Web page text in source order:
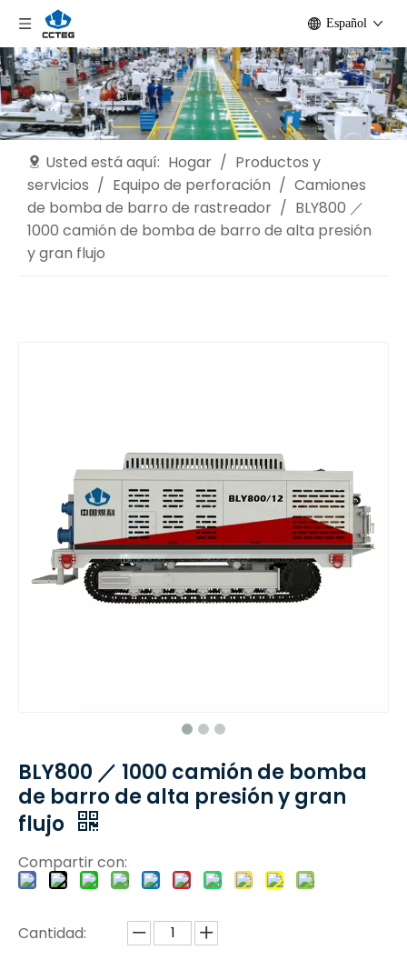
Español
Usted está aquí: Hogar / Productos y
servicios / Equipo de perforación / Camiones
de bomba de barro de rastreador / BLY800 ／
1000 camión de bomba de barro de alta presión
y gran flujo
BLY800 ／ 1000 camión de bomba
de barro de alta presión y gran
flujo
Compartir con:
Cantidad: